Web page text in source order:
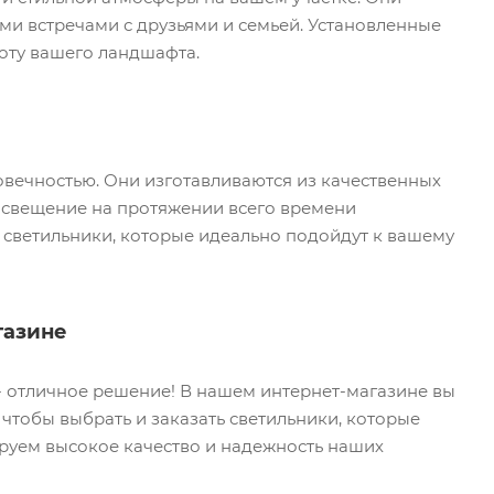
встречами с друзьями и семьей. Установленные
вашего ландшафта.
Они изготавливаются из качественных
на протяжении всего времени
которые идеально подойдут к вашему
отличное решение! В нашем интернет-магазине вы
выбрать и заказать светильники, которые
высокое качество и надежность наших